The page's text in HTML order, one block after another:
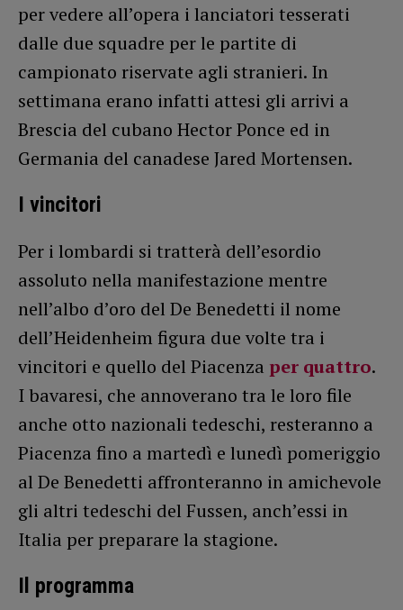
per vedere all’opera i lanciatori tesserati
dalle due squadre per le partite di
campionato riservate agli stranieri. In
settimana erano infatti attesi gli arrivi a
Brescia del cubano Hector Ponce ed in
Germania del canadese Jared Mortensen.
I vincitori
Per i lombardi si tratterà dell’esordio
assoluto nella manifestazione mentre
nell’albo d’oro del De Benedetti il nome
dell’Heidenheim figura due volte tra i
vincitori e quello del Piacenza per quattro.
I bavaresi, che annoverano tra le loro file
anche otto nazionali tedeschi, resteranno a
Piacenza fino a martedì e lunedì pomeriggio
al De Benedetti affronteranno in amichevole
gli altri tedeschi del Fussen, anch’essi in
Italia per preparare la stagione.
Il programma